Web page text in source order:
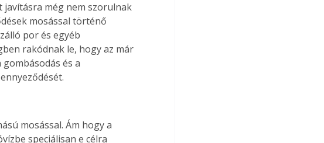
még nem szorulnak
mosással történő
por és egyéb
rakódnak le, hogy az már
és a
mosással. Ám hogy a
speciálisan e célra